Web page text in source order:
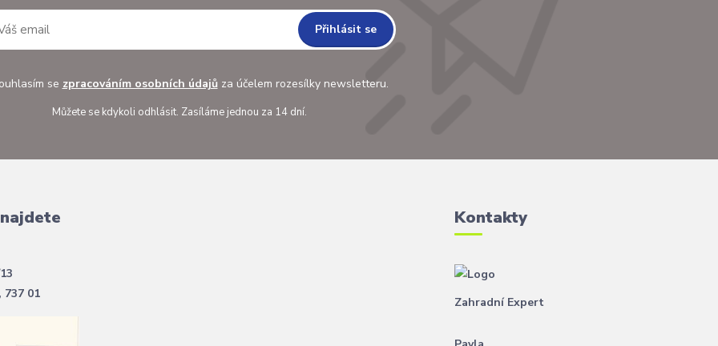
Přihlásit se
se zpracováním osobních údajůza účelem rozesílky newsletteru.
Můžete se kdykoli odhlásit. Zasíláme jednou za 14 dní.
737 01
Kontakty
Zahradní Expert